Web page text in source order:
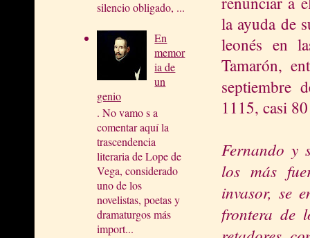
silencio obligado, ...
En
memor
ia de
un
genio
. No vamo s a
comentar aquí la
trascendencia
literaria de Lope de
Vega, considerado
uno de los
novelistas, poetas y
dramaturgos más
import...
la ayuda de
leonés en
Tamarón,
1115, casi
Fernando y
los más
invasor, se
frontera de